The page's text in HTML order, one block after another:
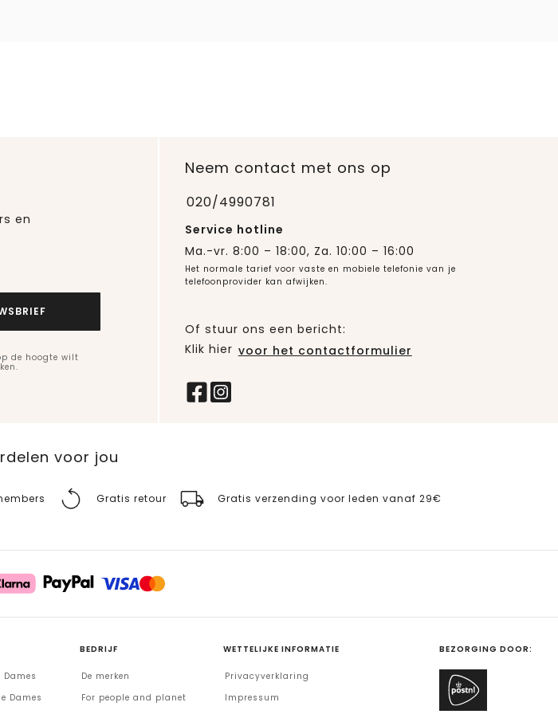
en
de hoogte wilt
Neem contact met ons op
020/4990781
Service hotline
Ma.-vr. 8:00 – 18:00, Za. 10:00 – 16:00
Het normale tarief voor vaste en mobiele telefonie van je
telefoonprovider kan afwijken.
Of stuur ons een bericht:
Klik hier voor het contactformulier
voor jou
Gratis retour Gratis verzending voor leden vanaf 29€
Dames
Dames
BEDRIJF
De merken
For people and planet
WETTELIJKE INFORMATIE
Privacyverklaring
Impressum
BEZORGING DOOR: